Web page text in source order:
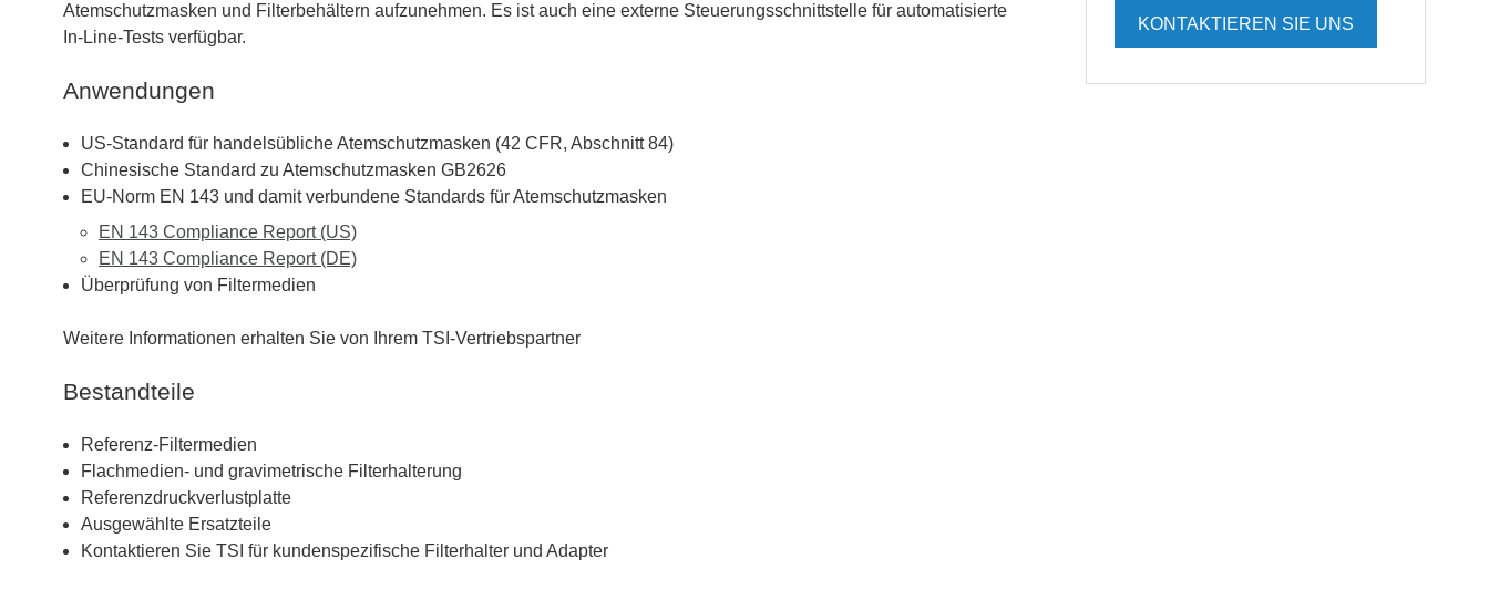
Atemschutzmasken und Filterbehältern aufzunehmen. Es ist auch eine externe Steuerungsschnittstelle für automatisierte
In-Line-Tests verfügbar.
Anwendungen
US-Standard für handelsübliche Atemschutzmasken (42 CFR, Abschnitt 84)
Chinesische Standard zu Atemschutzmasken GB2626
EU-Norm EN 143 und damit verbundene Standards für Atemschutzmasken
EN 143 Compliance Report (US)
EN 143 Compliance Report (DE)
Überprüfung von Filtermedien
Weitere Informationen erhalten Sie von Ihrem TSI-Vertriebspartner
Bestandteile
Referenz-Filtermedien
Flachmedien- und gravimetrische Filterhalterung
Referenzdruckverlustplatte
Ausgewählte Ersatzteile
Kontaktieren Sie TSI für kundenspezifische Filterhalter und Adapter
KONTAKTIEREN SIE UNS